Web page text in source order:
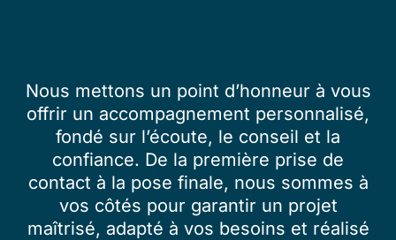
Nous mettons un point d’honneur à vous
offrir un accompagnement personnalisé,
fondé sur l’écoute, le conseil et la
confiance. De la première prise de
contact à la pose finale, nous sommes à
vos côtés pour garantir un projet
maîtrisé, adapté à vos besoins et réalisé